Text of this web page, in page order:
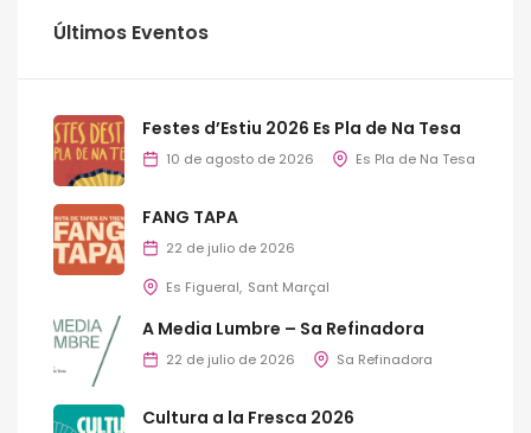
Últimos Eventos
Festes d’Estiu 2026 Es Pla de Na Tesa
10 de agosto de 2026 Es Pla de Na Tesa
FANG TAPA
22 de julio de 2026
Es Figueral Sant Marçal
A Media Lumbre – Sa Refinadora
22 de julio de 2026 Sa Refinadora
Cultura a la Fresca 2026